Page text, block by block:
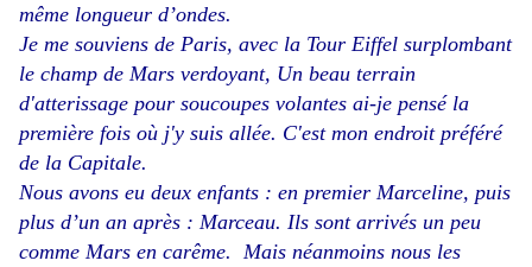
même longueur d’ondes.
Je me souviens de Paris, avec la Tour Eiffel surplombant
le champ de Mars verdoyant, Un beau terrain
d'atterissage pour soucoupes volantes ai-je pensé la
première fois où j'y suis allée. C'est mon endroit préféré
de la Capitale.
Nous avons eu deux enfants : en premier Marceline, puis
plus d’un an après : Marceau. Ils sont arrivés un peu
comme Mars en carême. Mais néanmoins nous les